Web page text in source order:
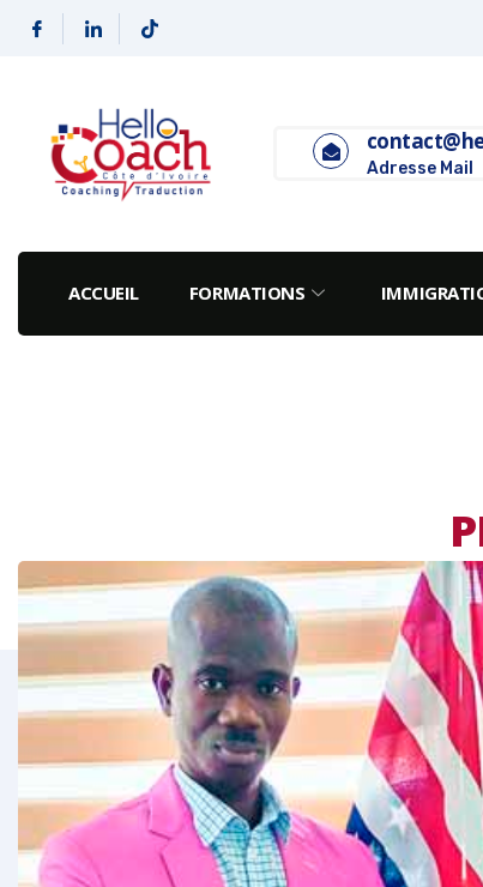
Adresse Mail
ACCUEIL FORMATIONS
de
de parler
MOT DU
Tout en vous souhaitant la
rappeler ici qu’aujourd’hui, qu’il